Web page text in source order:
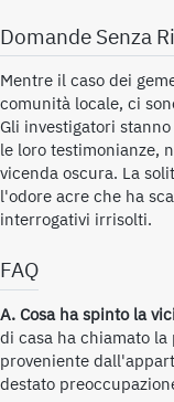
Domande Senza
Mentre il caso dei
comunità locale, ci
Gli investigatori
le loro testimonianze,
vicenda oscura. La
l'odore acre che ha
interrogativi irrisolti.
FAQ
A. Cosa ha spinto la
di casa ha chiamato
proveniente
destato